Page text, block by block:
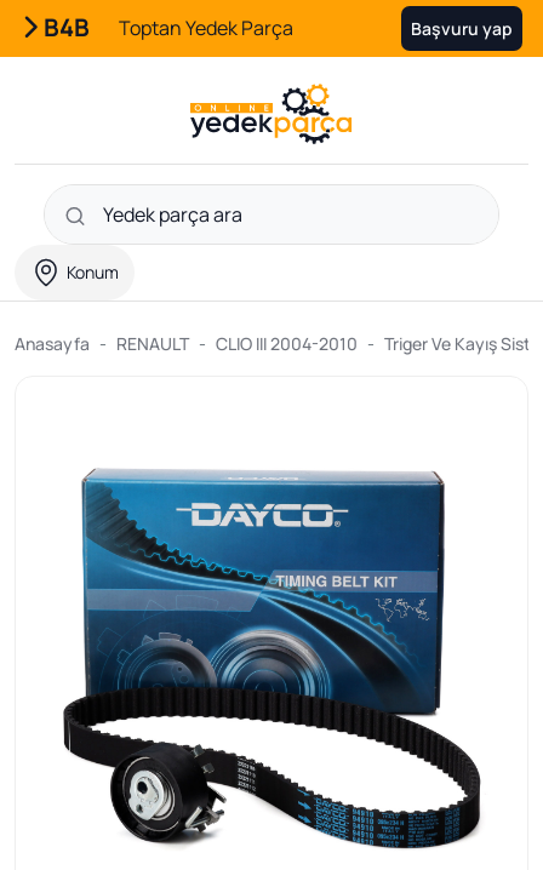
B4B Toptan Yedek Parça Başvuru yap
Konum
Anasayfa RENAULT CLIO III 2004-2010 Triger Ve Kayış